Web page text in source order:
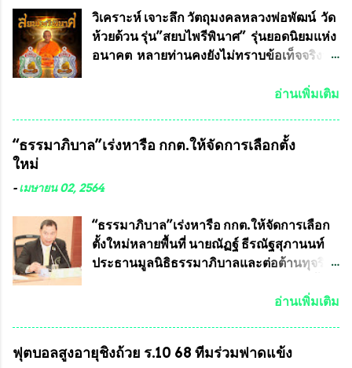
ทหาร ( หน้ากากหนุมาน ) ซึ่งทีมงานนักวิจัย
ของอาจารย์อ๊อด เล็งเห็นว่า หน้ากากป้องกัน
สารพิษทางทหาร ถ้าสามารถผลิตได้ใน
พิษทางทหารไม่ต้องนำเข้า ไม่ต้องเปลืองงบ
ประโยชน์อื่นอีกมากมาย อันจะเป็นประโยชน์
กับประเทศชาติอย่างยิ่ง ผมจะดีใจและภูมิใจ
ได้รับการผลิตในประเทศลดการนำเข้าโดยเด็ด
ประเทศได้ โดยทีมทนายความและทีม
งา...
วิเคราะห์ เจาะลึก วัตถุมงคลหลวงพ่อพัฒน์ วัด
ห้วยด้วน รุ่น”สยบไพรีพินาศ” รุ่นยอดนิยมแห่ง
อนาคต หลายท่านคงยังไม่ทราบข้อเท็จจริงว่า
พระเครื่องพระบูชาไทย บรรจุให้มีในรายการ
หลวงพ่อคูณ และพระเครื่องหลวงปู่หมุน แต่
พระเครื่องหลวงพ่อคูณ มีเพียงบางรุ่นเท่านั้นที่
หลวงพ่อคูณ มีการจัดสร้างไว้มากมายหลาย
การบรรจุพระเครื่องหลวงพ่อพัฒน์ ให้มีการ
ประกวดแบบถาวรบ้าง ก็คงจะมีการคัดเลือก
เพียงบางรุ่นเช่นกัน เนื่องจากพระเครื่องหลวง
เดียวกับพระเครื่องหลวงพ่อคูณ ซึ่งท่านนายก
คุณสมบัติชัดเจนดังนี้ 1.)พระทุกองค์จะต้อง
อ่านเพิ่มเติม
“ธรรมาภิบาล”เร่งหารือ กกต.ให้จัดการเลือกตั้ง
ใหม่
-เมษายน 02, 2564
“ธรรมาภิบาล”เร่งหารือ กกต.ให้จัดการเลือก
ตั้งใหม่หลายพื้นที่ นายณัฏฐ์ ธีรณัฐสุภานนท์
ประธานมูลนิธิธรรมาภิบาลและต่อต้านทุจริต
สมาชิกสภาเทศบาลทั่วประเทศเมื่อวันที่ 28
ทำความผิดกฎหมายการเลือกตั้ง นายณัฏฐ์ ธีร
อ่านเพิ่มเติม
ฟุตบอลสูงอายุชิงถ้วย ร.10 68 ทีมร่วมฟาดแข้ง